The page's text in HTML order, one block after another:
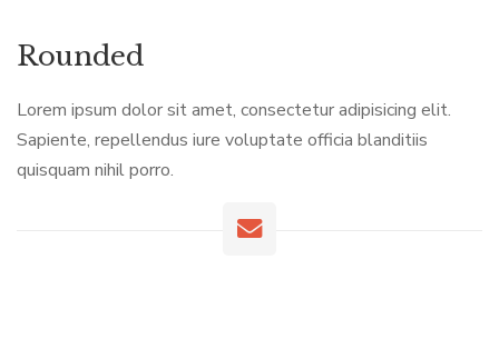
Rounded
Lorem ipsum dolor sit amet, consectetur adipisicing elit.
Sapiente, repellendus iure voluptate officia blanditiis
quisquam nihil porro.